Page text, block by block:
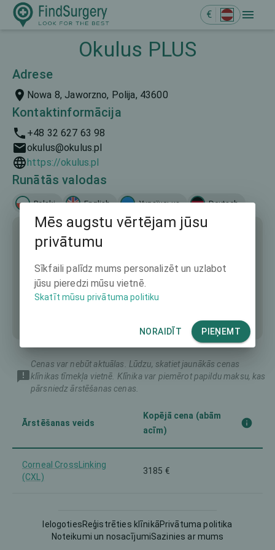
€
Okulus PLUS
Adrese
Nowa 8, Jaworzno, Polija, 43600
Kontaktinformācija
+48 32 627 63 98
okulus@okulus.pl
https://okulus.pl
Runātās valodas
Polski English Українська Deutsch
Cenas var nebūt aktuālas. Lūdzu, skatiet jaunākās cenas
klīnikas tīmekļa vietnē. Klīnika var piemērot papildu maksu, kas
pārsniedz ārstēšanas cenas.
Ārstēšanas veids
Kopējā cena (abām
acīm)
Corneal CrossLinking
(CXL)
3185 €
LASIK)IelogotiesReģistrēties klīnikāPrivātuma politika
Noteikumi un nosacījumiSazinies ar mums
Mēs augstu vērtējam jūsu
privātumu
Sīkfaili palīdz mums personalizēt un uzlabot
jūsu pieredzi mūsu vietnē.
Skatīt mūsu privātuma politiku
NORAIDĪT PIEŅEMT